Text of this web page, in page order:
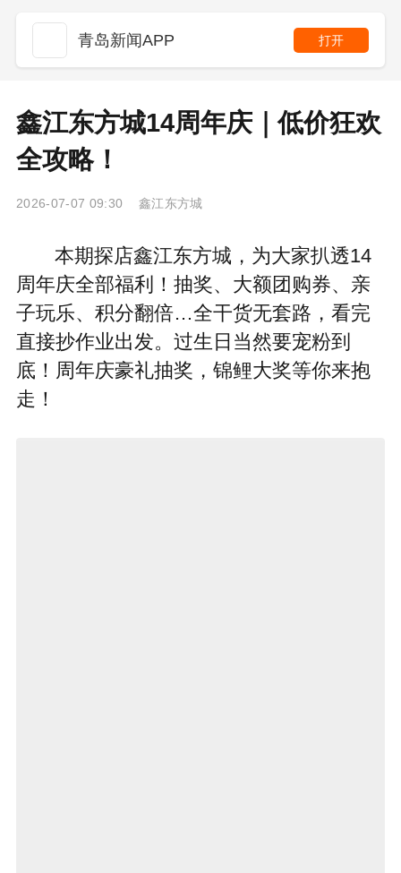
青岛新闻APP 打开
鑫江东方城14周年庆｜低价狂欢
全攻略！
2026-07-07 09:30 鑫江东方城
本期探店鑫江东方城，为大家扒透14
周年庆全部福利！抽奖、大额团购券、亲
子玩乐、积分翻倍…全干货无套路，看完
直接抄作业出发。过生日当然要宠粉到
底！周年庆豪礼抽奖，锦鲤大奖等你来抱
走！